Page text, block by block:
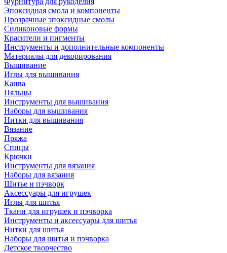
Эпоксидная смола и компоненты
Прозрачные эпоксидные смолы
Силиконовые формы
Красители и пигменты
Инструменты и дополнительные компоненты
Материалы для декорирования
Вышивание
Иглы для вышивания
Канва
Пяльцы
Инструменты для вышивания
Наборы для вышивания
Нитки для вышивания
Вязание
Пряжа
Спицы
Крючки
Инструменты для вязания
Наборы для вязания
Шитье и пэчворк
Аксессуары для игрушек
Иглы для шитья
Ткани для игрушек и пэчворка
Инструменты и аксессуары для шитья
Нитки для шитья
Наборы для шитья и пэчворка
Детское творчество